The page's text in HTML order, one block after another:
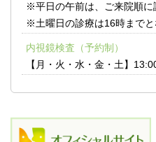
※平日の午前は、ご来院順に
※土曜日の診療は16時までと
内視鏡検査（予約制）
【月・火・水・金・土】